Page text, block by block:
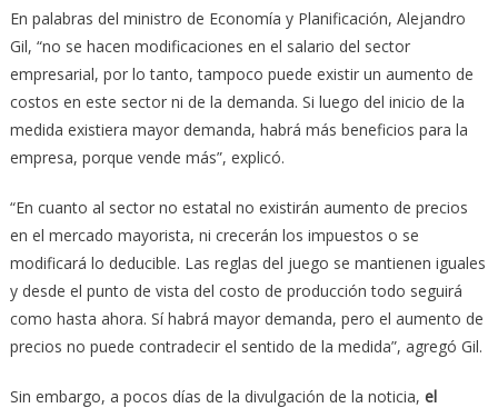
En palabras del ministro de Economía y Planificación, Alejandro
Gil, “no se hacen modificaciones en el salario del sector
empresarial, por lo tanto, tampoco puede existir un aumento de
costos en este sector ni de la demanda. Si luego del inicio de la
medida existiera mayor demanda, habrá más beneficios para la
empresa, porque vende más”, explicó.
“En cuanto al sector no estatal no existirán aumento de precios
en el mercado mayorista, ni crecerán los impuestos o se
modificará lo deducible. Las reglas del juego se mantienen iguales
y desde el punto de vista del costo de producción todo seguirá
como hasta ahora. Sí habrá mayor demanda, pero el aumento de
precios no puede contradecir el sentido de la medida”, agregó Gil.
Sin embargo, a pocos días de la divulgación de la noticia, el